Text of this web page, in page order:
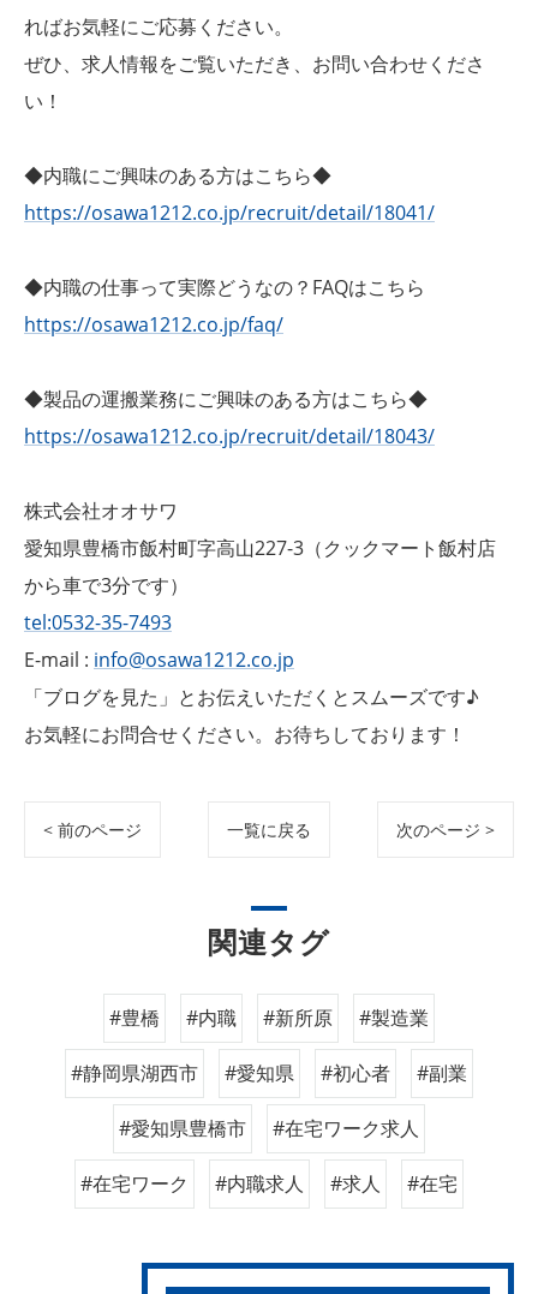
ればお気軽にご応募ください。
ぜひ、求人情報をご覧いただき、お問い合わせくださ
い！
◆内職にご興味のある方はこちら◆
https://osawa1212.co.jp/recruit/detail/18041/
◆内職の仕事って実際どうなの？FAQはこちら
https://osawa1212.co.jp/faq/
◆製品の運搬業務にご興味のある方はこちら◆
https://osawa1212.co.jp/recruit/detail/18043/
株式会社オオサワ
愛知県豊橋市飯村町字高山227-3（クックマート飯村店
から車で3分です）
tel:0532-35-7493
E-mail : info@osawa1212.co.jp
「ブログを見た」とお伝えいただくとスムーズです♪
お気軽にお問合せください。お待ちしております！
< 前のページ 一覧に戻る 次のページ >
関連タグ
#豊橋 #内職 #新所原 #製造業
#静岡県湖西市 #愛知県 #初心者 #副業
#愛知県豊橋市 #在宅ワーク求人
#在宅ワーク #内職求人 #求人 #在宅